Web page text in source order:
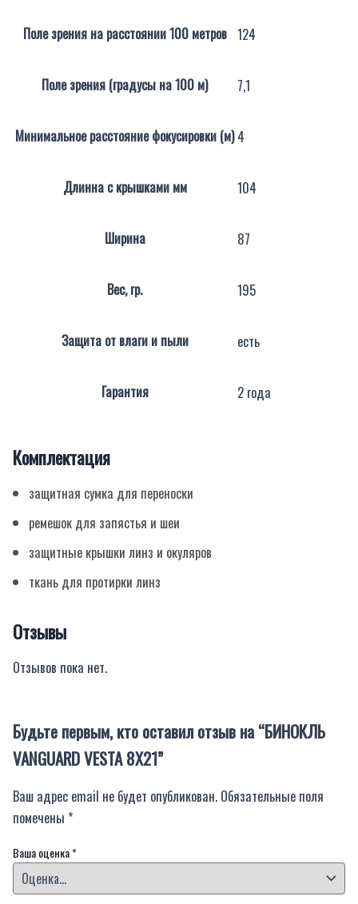
Поле зрения на расстоянии 100 метров 124
Поле зрения (градусы на 100 м) 7,1
Минимальное расстояние фокусировки (м) 4
Длинна с крышками мм 104
Ширина 87
Вес, гр. 195
Защита от влаги и пыли есть
Гарантия 2 года
Комплектация
защитная сумка для переноски
ремешок для запястья и шеи
защитные крышки линз и окуляров
ткань для протирки линз
Отзывы
Отзывов пока нет.
Будьте первым, кто оставил отзыв на “БИНОКЛЬ
VANGUARD VESTA 8X21”
Ваш адрес email не будет опубликован. Обязательные поля
помечены *
Ваша оценка*